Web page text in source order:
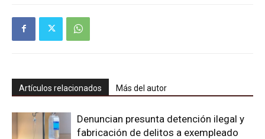
Artículos relacionados Más del autor
Denuncian presunta detención ilegal y
fabricación de delitos a exempleado